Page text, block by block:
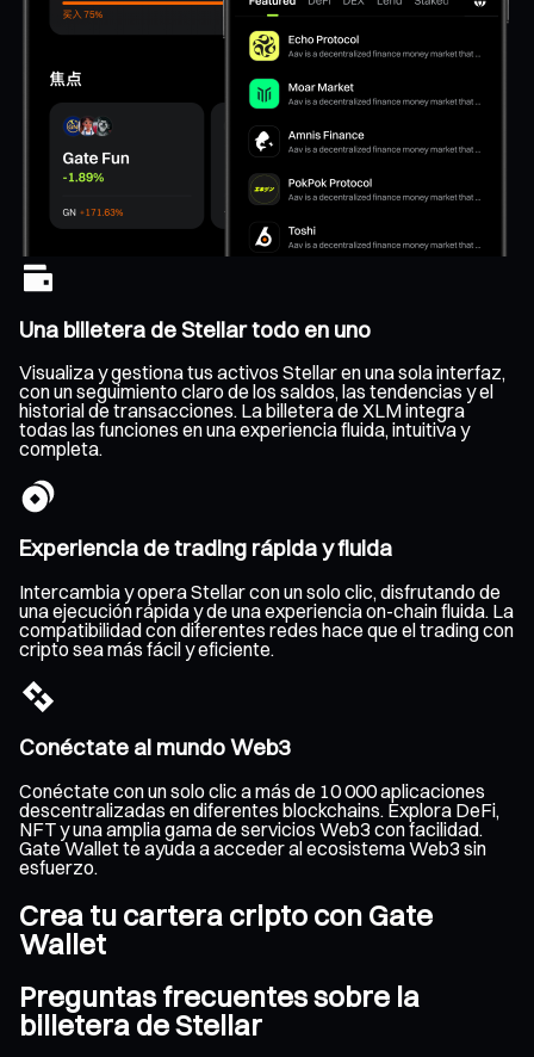
Una billetera de Stellar todo en uno
Visualiza y gestiona tus activos Stellar en una sola interfaz,
con un seguimiento claro de los saldos, las tendencias y el
historial de transacciones. La billetera de XLM integra
todas las funciones en una experiencia fluida, intuitiva y
completa.
Experiencia de trading rápida y fluida
Intercambia y opera Stellar con un solo clic, disfrutando de
una ejecución rápida y de una experiencia on-chain fluida. La
compatibilidad con diferentes redes hace que el trading con
cripto sea más fácil y eficiente.
Conéctate al mundo Web3
Conéctate con un solo clic a más de 10 000 aplicaciones
descentralizadas en diferentes blockchains. Explora DeFi,
NFT y una amplia gama de servicios Web3 con facilidad.
Gate Wallet te ayuda a acceder al ecosistema Web3 sin
esfuerzo.
Crea tu cartera cripto con Gate
Wallet
Preguntas frecuentes sobre la
billetera de Stellar